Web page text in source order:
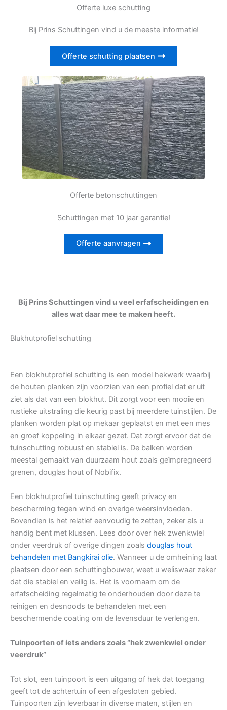
Offerte luxe schutting
Bij Prins Schuttingen vind u de meeste informatie!
Offerte schutting plaatsen
Offerte betonschuttingen
Schuttingen met 10 jaar garantie!
Offerte aanvragen
Bij Prins Schuttingen vind u veel erfafscheidingen en
alles wat daar mee te maken heeft.
Blukhutprofiel schutting
Een blokhutprofiel schutting is een model hekwerk waarbij
de houten planken zijn voorzien van een profiel dat er uit
ziet als dat van een blokhut. Dit zorgt voor een mooie en
rustieke uitstraling die keurig past bij meerdere tuinstijlen. De
planken worden plat op mekaar geplaatst en met een mes
en groef koppeling in elkaar gezet. Dat zorgt ervoor dat de
tuinschutting robuust en stabiel is. De balken worden
meestal gemaakt van duurzaam hout zoals geïmpregneerd
grenen, douglas hout of Nobifix.
Een blokhutprofiel tuinschutting geeft privacy en
bescherming tegen wind en overige weersinvloeden.
Bovendien is het relatief eenvoudig te zetten, zeker als u
handig bent met klussen. Lees door over hek zwenkwiel
onder veerdruk of overige dingen zoals douglas hout
behandelen met Bangkirai olie. Wanneer u de omheining laat
plaatsen door een schuttingbouwer, weet u weliswaar zeker
dat die stabiel en veilig is. Het is voornaam om de
erfafscheiding regelmatig te onderhouden door deze te
reinigen en desnoods te behandelen met een
beschermende coating om de levensduur te verlengen.
Tuinpoorten of iets anders zoals “hek zwenkwiel onder
veerdruk”
Tot slot, een tuinpoort is een uitgang of hek dat toegang
geeft tot de achtertuin of een afgesloten gebied.
Tuinpoorten zijn leverbaar in diverse maten, stijlen en